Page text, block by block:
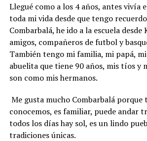
Llegué como a los 4 años, antes vivía
toda mi vida desde que tengo
Combarbalá, he ido a la escuela
amigos, compañeros de futbol y
También tengo mi familia, mi papá,
abuelita que tiene 90 años, mis tíos y
son como mis hermanos.
Me gusta mucho Combarbalá porque
conocemos, es familiar, puede andar
todos los días hay sol, es un lindo
tradiciones únicas.